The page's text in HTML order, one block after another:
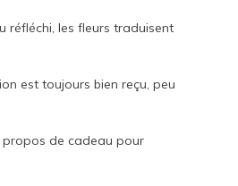
réfléchi, les fleurs traduisent
est toujours bien reçu, peu
propos de cadeau pour